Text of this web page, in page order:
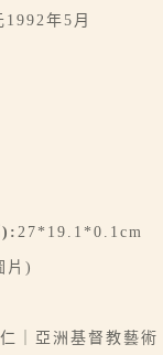
1992年5月
): 27*19.1*0.1cm
片)
｜亞洲基督教藝